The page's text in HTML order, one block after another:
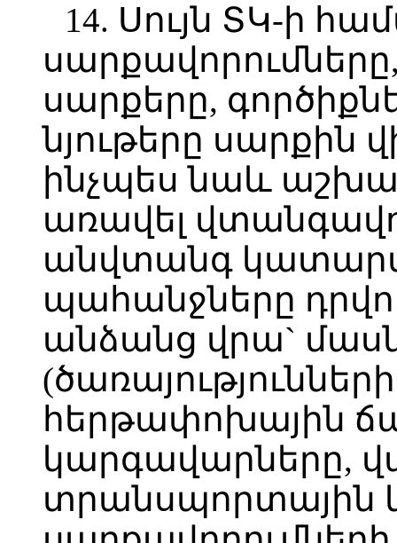
14. Սույն ՏԿ-ի
սարքերը,
նյութերը
ինչպես նաև
առավել
անվտանգ
պահանջները
անձանց վրա`
հերթափոխային
կարգավարները,
տրանսպորտային